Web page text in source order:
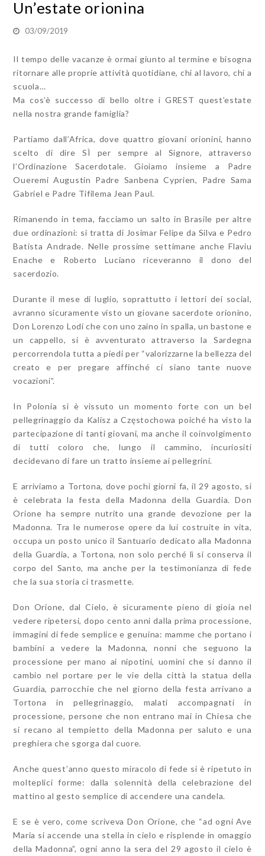
Un’estate orionina
03/09/2019
Il tempo delle vacanze è ormai giunto al termine e bisogna
ritornare alle proprie attività quotidiane, chi al lavoro, chi a
scuola…
Ma cos’è successo di bello oltre i GREST quest’estate
nella nostra grande famiglia?
Partiamo dall’Africa, dove quattro giovani orionini, hanno
scelto di dire SÌ per sempre al Signore, attraverso
l’Ordinazione Sacerdotale. Gioiamo insieme a Padre
Oueremi Augustin Padre Sanbena Cyprien, Padre Sama
Gabriel e Padre Tifilema Jean Paul.
Rimanendo in tema, facciamo un salto in Brasile per altre
due ordinazioni: si tratta di Josimar Felipe da Silva e Pedro
Batista Andrade. Nelle prossime settimane anche Flaviu
Enache e Roberto Luciano riceveranno il dono del
sacerdozio.
Durante il mese di luglio, soprattutto i lettori dei social,
avranno sicuramente visto un giovane sacerdote orionino,
Don Lorenzo Lodi che con uno zaino in spalla, un bastone e
un cappello, si è avventurato attraverso la Sardegna
percorrendola tutta a piedi per “valorizzarne la bellezza del
creato e per pregare affinché ci siano tante nuove
vocazioni”.
In Polonia si è vissuto un momento forte con un bel
pellegrinaggio da Kalisz a Częstochowa poiché ha visto la
partecipazione di tanti giovani, ma anche il coinvolgimento
di tutti coloro che, lungo il cammino, incuriositi
decidevano di fare un tratto insieme ai pellegrini.
E arriviamo a Tortona, dove pochi giorni fa, il 29 agosto, si
è celebrata la festa della Madonna della Guardia. Don
Orione ha sempre nutrito una grande devozione per la
Madonna. Tra le numerose opere da lui costruite in vita,
occupa un posto unico il Santuario dedicato alla Madonna
della Guardia, a Tortona, non solo perché lì si conserva il
corpo del Santo, ma anche per la testimonianza di fede
che la sua storia ci trasmette.
Don Orione, dal Cielo, è sicuramente pieno di gioia nel
vedere ripetersi, dopo cento anni dalla prima processione,
immagini di fede semplice e genuina: mamme che portano i
bambini a vedere la Madonna, nonni che seguono la
processione per mano ai nipotini, uomini che si danno il
cambio nel portare per le vie della città la statua della
Guardia, parrocchie che nel giorno della festa arrivano a
Tortona in pellegrinaggio, malati accompagnati in
processione, persone che non entrano mai in Chiesa che
si recano al tempietto della Madonna per saluto e una
preghiera che sgorga dal cuore.
Anche quest’anno questo miracolo di fede si è ripetuto in
molteplici forme: dalla solennità della celebrazione del
mattino al gesto semplice di accendere una candela.
E se è vero, come scriveva Don Orione, che “ad ogni Ave
Maria si accende una stella in cielo e risplende in omaggio
della Madonna”, ogni anno la sera del 29 agosto il cielo è